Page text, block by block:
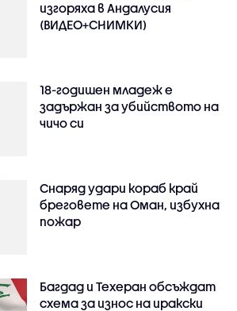
изгоряха в Андалусия
(ВИДЕО+СНИМКИ)
18-годишен младеж е
задържан за убийството на
чичо си
Снаряд удари кораб край
бреговете на Оман, избухна
пожар
Багдад и Техеран обсъждат
схема за износ на иракски